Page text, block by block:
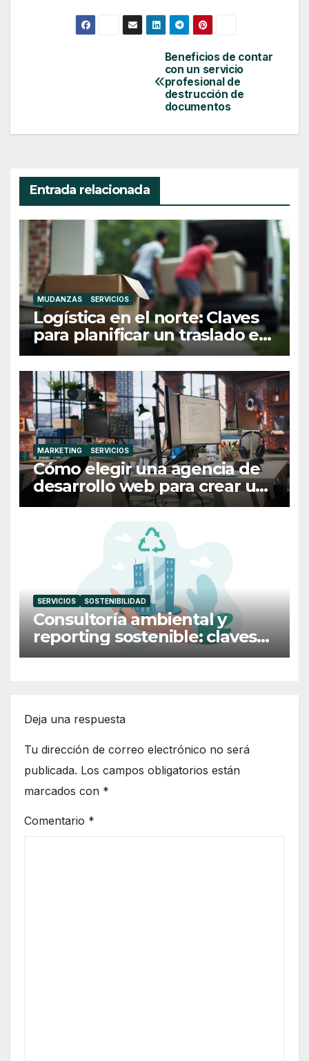
Beneficios de contar
con un servicio
profesional de
destrucción de
documentos
Entrada relacionada
MUDANZAS SERVICIOS
Logística en el norte: Claves
para planificar un traslado en
Galicia
MARKETING SERVICIOS
Cómo elegir una agencia de
desarrollo web para crear una
web profesional y eficaz
SERVICIOS SOSTENIBILIDAD
Consultoría ambiental y
reporting sostenible: claves
para una empresa más
Deja una respuesta
Tu dirección de correo electrónico no será
publicada. Los campos obligatorios están
marcados con *
Comentario *